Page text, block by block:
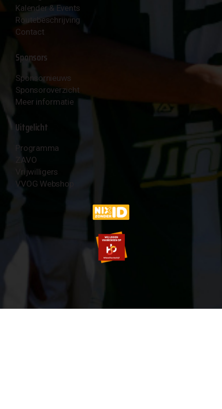
Kalender & Events
Routebeschrijving
Contact
Sponsors
Sponsornieuws
Sponsoroverzicht
Meer informatie
Uitgelicht
Programma
ZAVO
Vrijwilligers
VVOG Webshop